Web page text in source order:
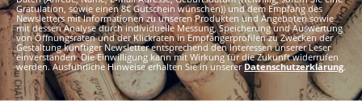
Gratulation, sowie einen 8€ Gutschein wünschen)) und dem Empfang des
Newsletters mit Informationen zu unseren Produkten und Angeboten sowie
mit dessen Analyse durch individuelle Messung, Speicherung und Auswertung
von Öffnungsraten und der Klickraten in Empfängerprofilen zu Zwecken der
Gestaltung künftiger Newsletter entsprechend den Interessen unserer Leser
einverstanden. Die Einwilligung kann mit Wirkung für die Zukunft widerrufen
werden. Ausführliche Hinweise erhalten Sie in unsererDatenschutzerklärung.